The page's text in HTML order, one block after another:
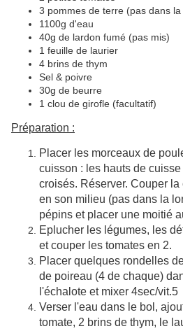
3 pommes de terre (pas dans
1100g d'eau
40g de lardon fumé (pas mis)
1 feuille de laurier
4 brins de thym
Sel & poivre
30g de beurre
1 clou de girofle (facultatif)
Préparation :
Placer les morceaux de
cuisson : les hauts de
croisés. Réserver. Couper
en son milieu (pas dans la
pépins et placer une moitié
Eplucher les légumes, les
et couper les tomates en 2.
Placer quelques rondelles
de poireau (4 de chaque)
l'échalote et mixer 4sec/vit.5
Verser l'eau dans le bol,
tomate, 2 brins de thym, le